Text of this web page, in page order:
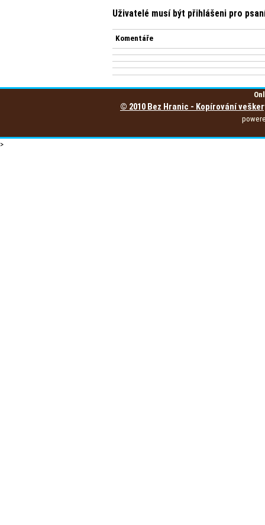
Uživatelé musí být přihlášeni pro
Komentáře
© 2010 Bez Hranic - Kopírování
>